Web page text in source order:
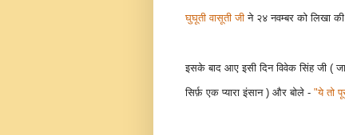
घुघूती वासूती जी ने २४ नवम्बर को लिखा की
इसके बाद आए इसी दिन विवेक सिंह जी (
सिर्फ़ एक प्यारा इंसान ) और बोले - "ये तो